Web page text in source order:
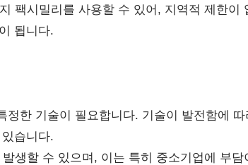
팩시밀리를 사용할 수 있어, 지역적 제한이
됩니다.
정한 기술이 필요합니다. 기술이 발전함에 따
습니다.
생할 수 있으며, 이는 특히 중소기업에 부담